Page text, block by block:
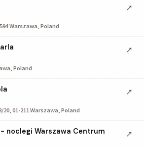
Warszawa, Poland
↗
Poland
↗
01-211 Warszawa, Poland
↗
noclegi Warszawa Centrum ↗